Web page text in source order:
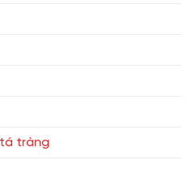
tràng